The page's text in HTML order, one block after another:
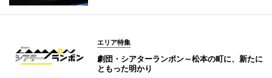
エリア特集
劇団・シアターランポン～松本の町に、新たに
ともった明かり